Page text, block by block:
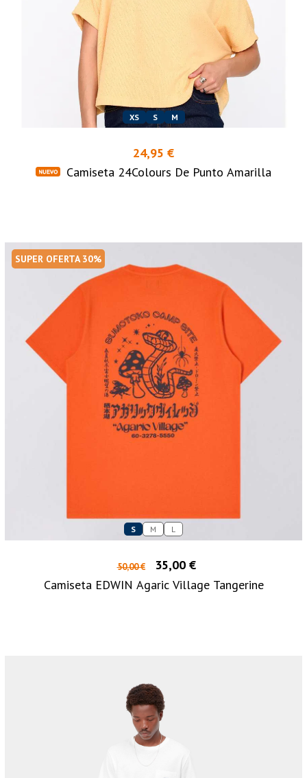
XS S M
24,95 €
Camiseta 24Colours De Punto Amarilla
SUPER OFERTA 30%
S M L
50,00 €
35,00 €
Camiseta EDWIN Agaric Village Tangerine